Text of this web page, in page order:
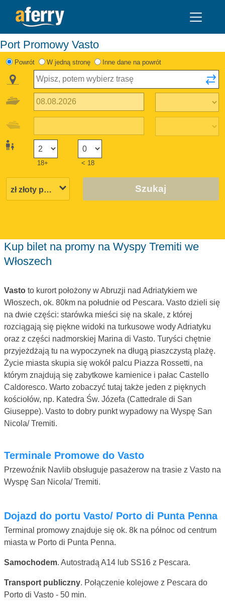
Port Promowy Vasto
Powrót W jedną stronę Inne dane na powrót
18+ < 18
Szukaj
Kup bilet na promy na Wyspy Tremiti we
Włoszech
Vasto to kurort położony w Abruzji nad Adriatykiem we
Włoszech, ok. 80km na południe od Pescara. Vasto dzieli się
na dwie części: starówka mieści się na skale, z której
rozciągają się piękne widoki na turkusowe wody Adriatyku
oraz z części nadmorskiej Marina di Vasto. Turyści chętnie
przyjeżdżają tu na wypoczynek na długą piaszczystą plażę.
Życie miasta skupia się wokół palcu Piazza Rossetti, na
którym znajdują się zabytkowe kamienice i pałac Castello
Caldoresco. Warto zobaczyć tutaj także jeden z pięknych
kościołów, np. Katedra Św. Józefa (Cattedrale di San
Giuseppe). Vasto to dobry punkt wypadowy na Wyspę San
Nicola/ Tremiti.
Terminale Promowe do Vasto
Przewoźnik Navlib obsługuje pasażerow na trasie z Vasto na
Wyspę San Nicola/ Tremiti.
Dojazd do portu Vasto/ Porto di Punta Penna
Terminal promowy znajduje się ok. 8k na północ od centrum
miasta w Porto di Punta Penna.
Samochodem. Autostradą A14 lub SS16 z Pescara.
Transport publiczny. Połączenie kolejowe z Pescara do
Porto di Vasto - 50 min.